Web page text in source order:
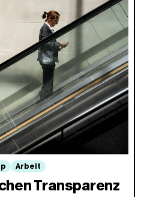
Arbeit
Transparenz